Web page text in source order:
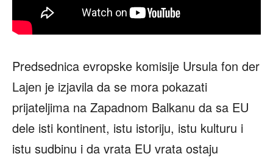
Predsednica evropske komisije Ursula fon der
Lajen je izjavila da se mora pokazati
prijateljima na Zapadnom Balkanu da sa EU
dele isti kontinent, istu istoriju, istu kulturu i
istu sudbinu i da vrata EU vrata ostaju